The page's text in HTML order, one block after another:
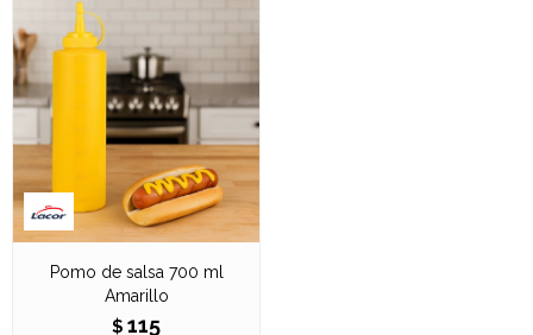
Pomo de salsa 700 ml
Amarillo
$ 115